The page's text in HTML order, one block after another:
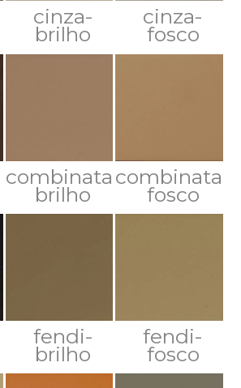
cinza-
brilho
cinza-
fosco
combinata-
brilho
combinata-
fosco
fendi-
brilho
fendi-
fosco